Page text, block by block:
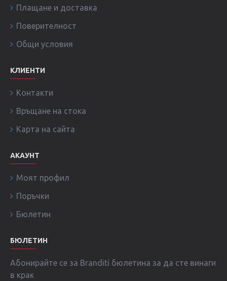
Плащане и доставка
Поверителност
Общи условия
КЛИЕНТИ
Контакти
Връщане на стока
Карта на сайта
АКАУНТ
Моят профил
Поръчки
Бюлетин
БЮЛЕТИН
Абонирайте се за Branditi бюлетина за да сте винаги
в крак